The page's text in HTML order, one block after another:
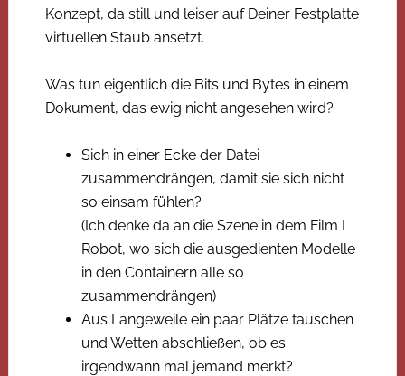
Konzept, da still und leiser auf Deiner Festplatte
virtuellen Staub ansetzt.
Was tun eigentlich die Bits und Bytes in einem
Dokument, das ewig nicht angesehen wird?
Sich in einer Ecke der Datei
zusammendrängen, damit sie sich nicht
so einsam fühlen?
(Ich denke da an die Szene in dem Film I
Robot, wo sich die ausgedienten Modelle
in den Containern alle so
zusammendrängen)
Aus Langeweile ein paar Plätze tauschen
und Wetten abschließen, ob es
irgendwann mal jemand merkt?